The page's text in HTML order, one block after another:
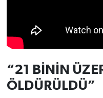
“21 BİNİN
ÖLDÜRÜLDÜ”